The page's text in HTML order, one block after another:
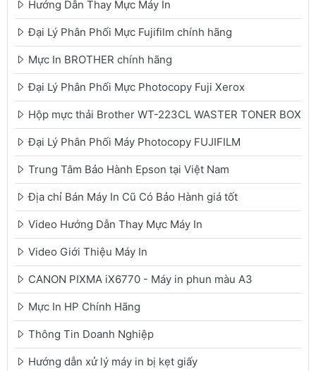
Hướng Dẫn Thay Mực Máy In
Đại Lý Phân Phối Mực Fujifilm chính hãng
Mực In BROTHER chính hãng
Đại Lý Phân Phối Mực Photocopy Fuji Xerox
Hộp mực thải Brother WT-223CL WASTER TONER BOX
Đại Lý Phân Phối Máy Photocopy FUJIFILM
Trung Tâm Bảo Hành Epson tại Việt Nam
Địa chỉ Bán Máy In Cũ Có Bảo Hành giá tốt
Video Hướng Dẫn Thay Mực Máy In
Video Giới Thiệu Máy In
CANON PIXMA iX6770 - Máy in phun màu A3
Mực In HP Chính Hãng
Thông Tin Doanh Nghiệp
Hướng dẫn xử lý máy in bị kẹt giấy